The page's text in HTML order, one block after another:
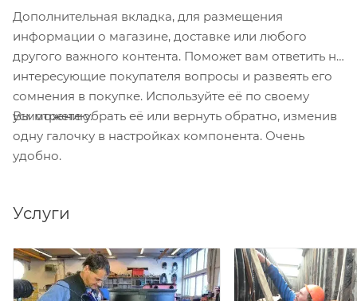
Простота погрузки и транспортировки. Не
требуется использования спецтехники для
перемещения и монтажа.
Удобство монтажа и надежность системы.
Раструбное соединение не требует
использования сварки; соединение труб при
помощи одного уплотнительного кольца.
Дополнительная вкладка, для размещения
информации о магазине, доставке или любого
другого важного контента. Поможет вам ответить на
интересующие покупателя вопросы и развеять его
сомнения в покупке. Используйте её по своему
усмотрению.
Вы можете убрать её или вернуть обратно, изменив
одну галочку в настройках компонента. Очень
удобно.
Услуги